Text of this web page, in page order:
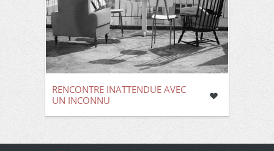
RENCONTRE INATTENDUE AVEC
UN INCONNU